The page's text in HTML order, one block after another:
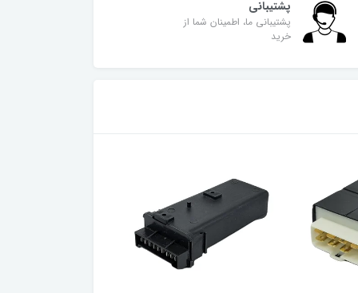
پشتیبانی
پشتیبانی ما، اطمینان شما از
خرید